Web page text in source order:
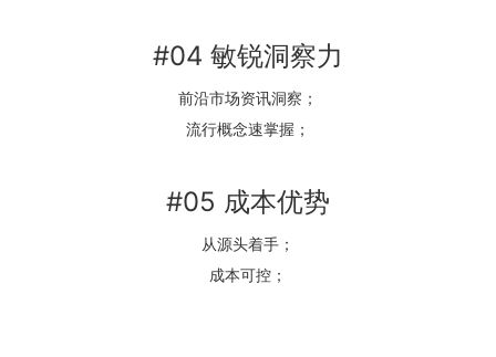
#04 敏锐洞察力
前沿市场资讯洞察；
流行概念速掌握；
#05 成本优势
从源头着手；
成本可控；